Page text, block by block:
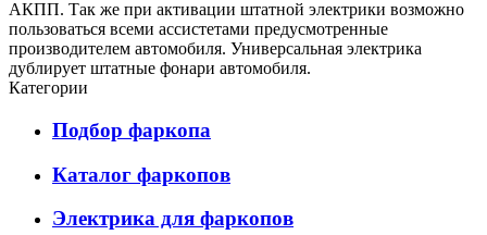
АКПП. Так же при активации штатной электрики возможно
пользоваться всеми ассистетами предусмотренные
производителем автомобиля. Универсальная электрика
дублирует штатные фонари автомобиля.
Категории
Подбор фаркопа
Каталог фаркопов
Электрика для фаркопов